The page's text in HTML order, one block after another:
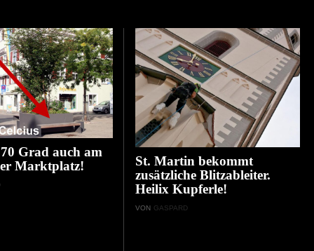
Grad auch am
Marktplatz!
St. Martin bekommt
zusätzliche Blitzableiter.
Heilix Kupferle!
VON GASPARD